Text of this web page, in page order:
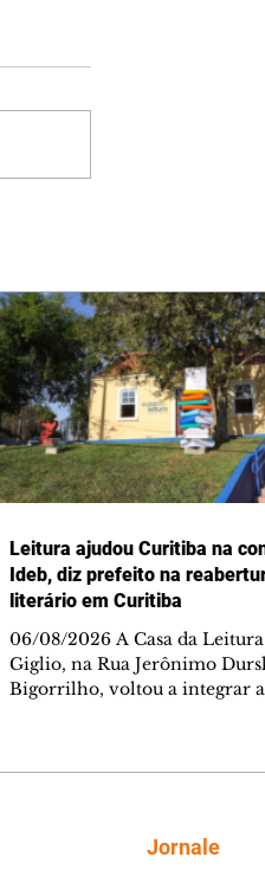
Leitura ajudou Curitiba na
Ideb, diz prefeito na
literário em Curitiba
06/08/2026 A Casa da
Giglio, na Rua Jerônimo
Bigorrilho, voltou a integrar
importante reforço na
Jornale